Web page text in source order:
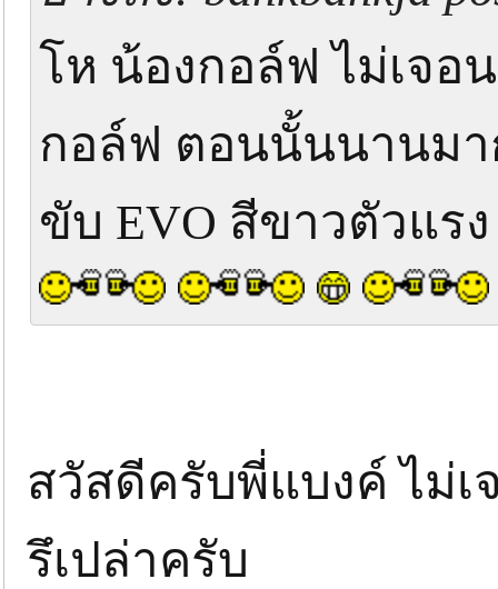
โห น้องกอล์ฟ ไม่เจอ
กอล์ฟ ตอนนั้นนานมา
ขับ EVO สีขาวตัวแร
สวัสดีครับพี่แบงค์ ไม่เ
รึเปล่าครับ